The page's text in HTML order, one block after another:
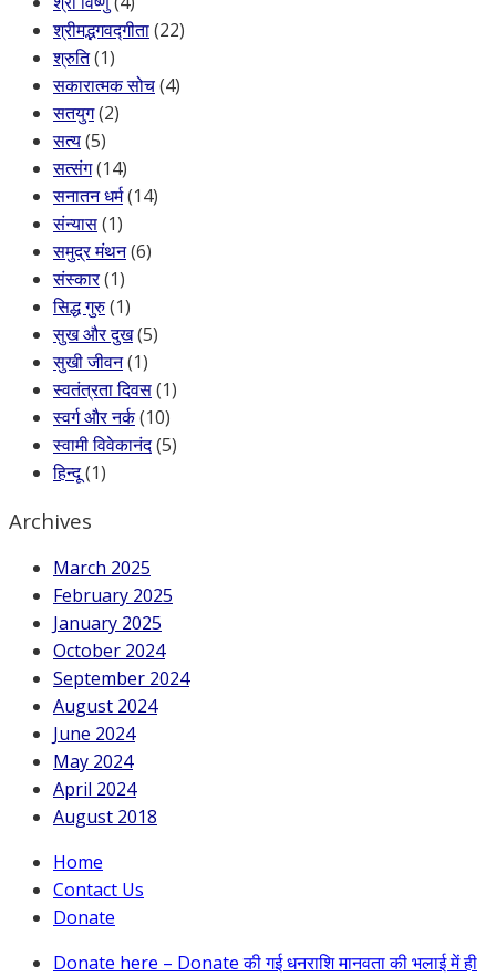
श्रीमद्भगवद्गीता(22)
श्रुति(1)
सकारात्मक सोच(4)
सतयुग(2)
सत्य(5)
सत्संग(14)
सनातन धर्म(14)
संन्यास(1)
समुद्र मंथन(6)
संस्कार(1)
सिद्ध गुरु(1)
सुख और दुख(5)
सुखी जीवन(1)
स्वतंत्रता दिवस(1)
स्वर्ग और नर्क(10)
स्वामी विवेकानंद(5)
हिन्दू(1)
Archives
March 2025
February 2025
January 2025
October 2024
September 2024
August 2024
June 2024
May 2024
April 2024
August 2018
Home
Contact Us
Donate
Donate here – Donate की गई धनराशि मानवता की भलाई में ही